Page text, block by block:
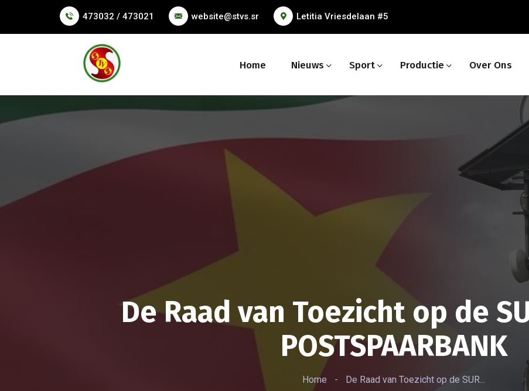
473032 / 473021 website@stvs.sr Letitia Vriesdelaan #5
Home Nieuws Sport Productie Over Ons
De Raad van Toezicht op de
POSTSPAARBANK
Home - De Raad van Toezicht op de SUR...